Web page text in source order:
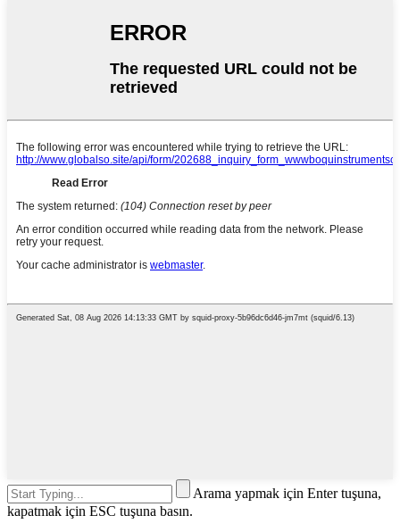
Arama yapmak için Enter tuşuna,
kapatmak için ESC tuşuna basın.